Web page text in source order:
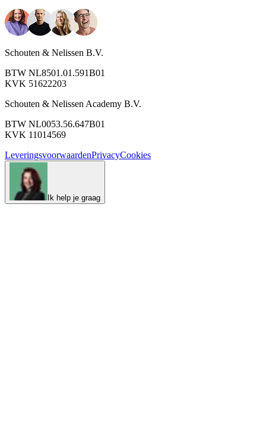
Schouten & Nelissen B.V.
BTW NL8501.01.591B01
KVK 51622203
Schouten & Nelissen Academy B.V.
BTW NL0053.56.647B01
KVK 11014569
LeveringsvoorwaardenPrivacyCookies
Ik help je graag